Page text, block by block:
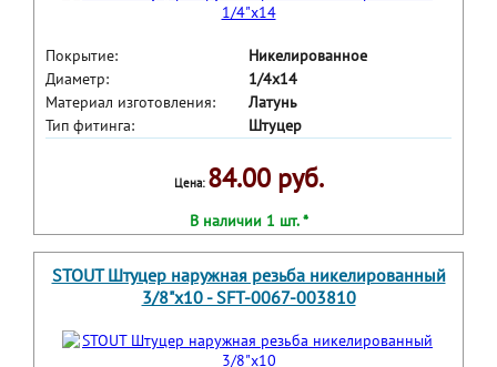
Покрытие:
Никелированное
Диаметр:
1/4x14
Материал изготовления:
Латунь
Тип фитинга:
Штуцер
Цена: 84.00 руб.
В наличии 1 шт. *
STOUT Штуцер наружная резьба никелированный
3/8"x10 - SFT-0067-003810